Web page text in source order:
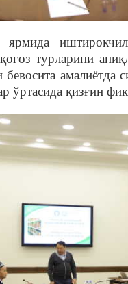
турларини
бевосита амалиётда
ўртасида қизғин